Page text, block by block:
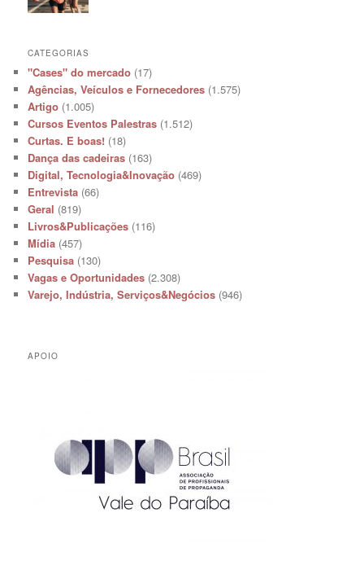
CATEGORIAS
"Cases" do mercado (17)
Agências, Veículos e Fornecedores (1.575)
Artigo (1.005)
Cursos Eventos Palestras (1.512)
Curtas. E boas! (18)
Dança das cadeiras (163)
Digital, Tecnologia&Inovação (469)
Entrevista (66)
Geral (819)
Livros&Publicações (116)
Mídia (457)
Pesquisa (130)
Vagas e Oportunidades (2.308)
Varejo, Indústria, Serviços&Negócios (946)
APOIO